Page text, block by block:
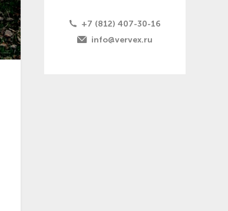
+7 (812) 407-30-16
info@vervex.ru